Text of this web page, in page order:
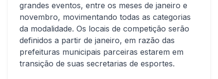
grandes eventos, entre os meses de janeiro e
novembro, movimentando todas as categorias
da modalidade. Os locais de competição serão
definidos a partir de janeiro, em razão das
prefeituras municipais parceiras estarem em
transição de suas secretarias de esportes.